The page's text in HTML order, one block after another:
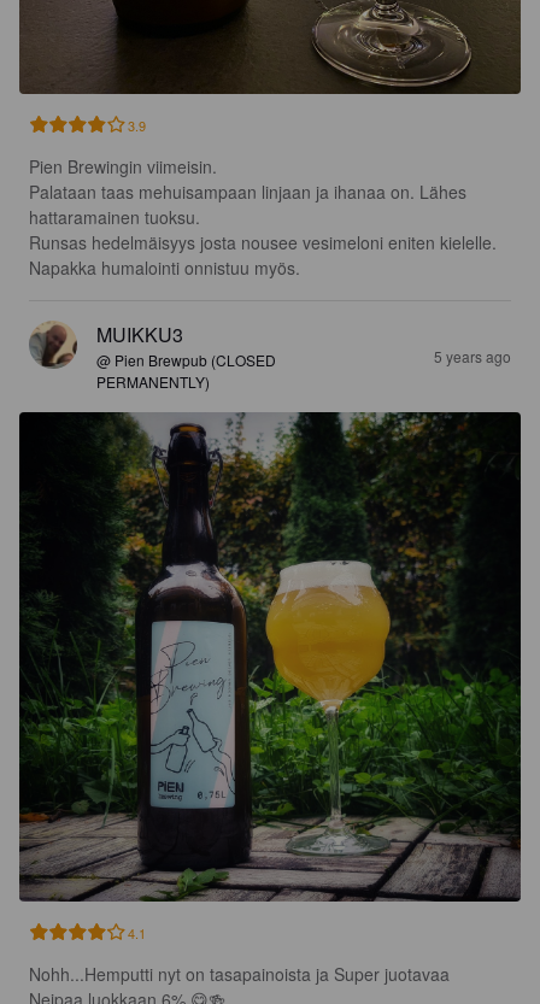
3.9
Pien Brewingin viimeisin.
Palataan taas mehuisampaan linjaan ja ihanaa on. Lähes
hattaramainen tuoksu.
Runsas hedelmäisyys josta nousee vesimeloni eniten kielelle.
Napakka humalointi onnistuu myös.
MUIKKU3
@ Pien Brewpub (CLOSED
PERMANENTLY)
5 years ago
4.1
Nohh...Hemputti nyt on tasapainoista ja Super juotavaa